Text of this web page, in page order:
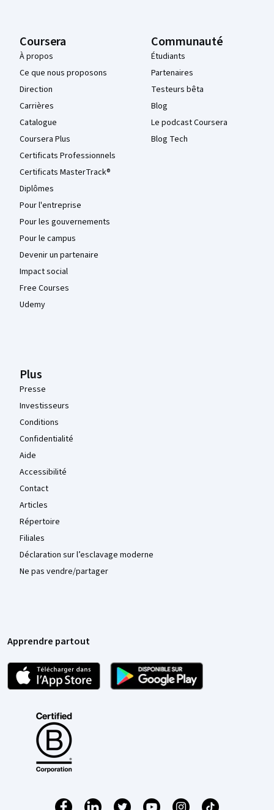
Coursera
À propos
Ce que nous proposons
Direction
Carrières
Catalogue
Coursera Plus
Certificats Professionnels
Certificats MasterTrack®
Diplômes
Pour l'entreprise
Pour les gouvernements
Pour le campus
Devenir un partenaire
Impact social
Free Courses
Udemy
Communauté
Étudiants
Partenaires
Testeurs bêta
Blog
Le podcast Coursera
Blog Tech
Plus
Presse
Investisseurs
Conditions
Confidentialité
Aide
Accessibilité
Contact
Articles
Répertoire
Filiales
Déclaration sur l’esclavage moderne
Ne pas vendre/partager
Apprendre partout